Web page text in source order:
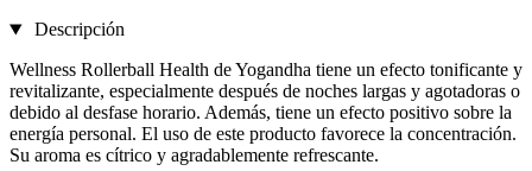
Descripción
Wellness Rollerball Health de Yogandha tiene un efecto tonificante y
revitalizante, especialmente después de noches largas y agotadoras o
debido al desfase horario. Además, tiene un efecto positivo sobre la
energía personal. El uso de este producto favorece la concentración.
Su aroma es cítrico y agradablemente refrescante.